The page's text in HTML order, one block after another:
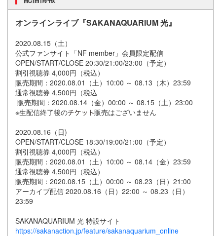
オンラインライブ『SAKANAQUARIUM 光』
2020.08.15（土）
公式ファンサイト「NF member」会員限定配信
OPEN/START/CLOSE 20:30/21:00/23:00（予定）
割引視聴券 4,000円（税込）
販売期間：2020.08.01（土）10:00 ～ 08.13（木）23:59
通常視聴券 4,500円（税込
販売期間：2020.08.14（金）00:00 ～ 08.15（土）23:00
※生配信終了後の
販売はございません
2020.08.16（日)
OPEN/START/CLOSE 18:30/19:00/21:00（予定）
割引視聴券 4,000円（税込）
販売期間：2020.08.01（土）10:00 ～ 08.14（金）23:59
通常視聴券 4,500円（税込）
販売期間：2020.08.15（土）00:00 ～ 08.23（日）21:00
アーカイブ配信 2020.08.16（日）22:00 ～ 08.23（日）
23:59
SAKANAQUARIUM 光 特設サイト
https://sakanaction.jp/feature/sakanaquarium_online